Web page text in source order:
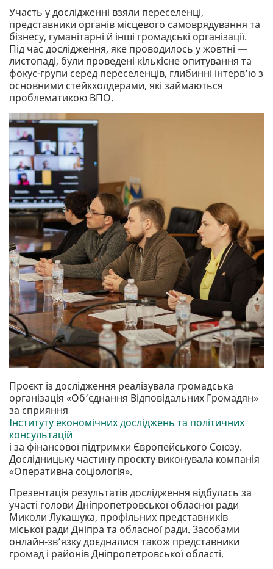
Участь у дослідженні взяли переселенці,
представники органів місцевого самоврядування та
бізнесу, гуманітарні й інші громадські організації.
Під час дослідження, яке проводилось у жовтні —
листопаді, були проведені кількісне опитування та
фокус-групи серед переселенців, глибинні інтерв’ю з
основними стейкхолдерами, які займаються
проблематикою ВПО.
Проєкт із дослідження реалізувала громадська
організація «Об’єднання Відповідальних Громадян»
за сприяння
Інституту економічних досліджень та політичних
консультацій
і за фінансової підтримки Європейського Союзу.
Дослідницьку частину проєкту виконувала компанія
«Оперативна соціологія».
Презентація результатів дослідження відбулась за
участі голови Дніпропетровської обласної ради
Миколи Лукашука, профільних представників
міської ради Дніпра та обласної ради. Засобами
онлайн-зв’язку доєдналися також представники
громад і районів Дніпропетровської області.